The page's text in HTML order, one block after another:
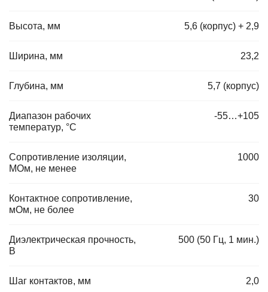
Высота, мм 5,6 (корпус) + 2,9
Ширина, мм 23,2
Глубина, мм 5,7 (корпус)
Диапазон рабочих
температур, °C
-55…+105
Сопротивление изоляции,
МОм, не менее
1000
Контактное сопротивление,
мОм, не более
30
Диэлектрическая прочность,
В
500 (50 Гц, 1 мин.)
Шаг контактов, мм 2,0